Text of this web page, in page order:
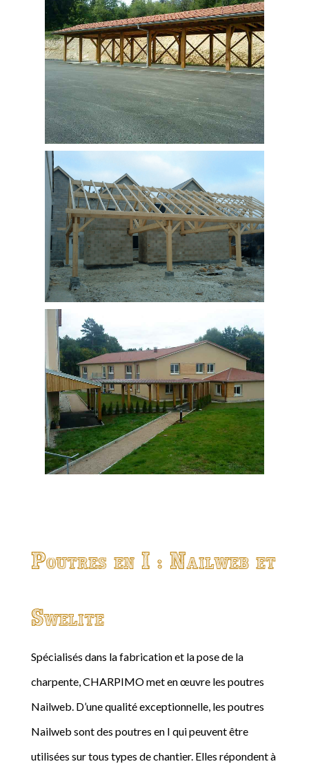
Poutres en I : Nailweb et
Swelite
Spécialisés dans la fabrication et la pose de la
charpente, CHARPIMO met en œuvre les poutres
Nailweb. D’une qualité exceptionnelle, les poutres
Nailweb sont des poutres en I qui peuvent être
utilisées sur tous types de chantier. Elles répondent à